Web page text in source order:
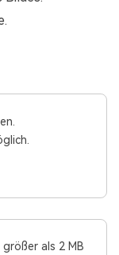
als 2 MB